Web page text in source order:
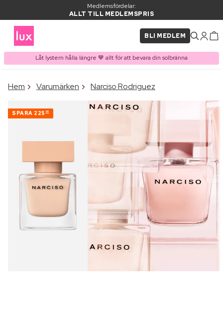
Medlemsfördelar:
ALLT TILL MEDLEMSPRIS
BLI MEDLEM
Låt lystern hålla längre 🤎 allt för att bevara din solbränna
PRODUKT I VARUKORGEN
Ofta köpt tillsammans med
Hem Varumärken Narciso Rodriguez
SPARA 225 00